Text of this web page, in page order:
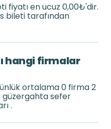
fiyatı en ucuz 0,00₺'dir.
bileti tarafından
hangi firmalar
ortalama 0 firma 2
güzergahta sefer
.